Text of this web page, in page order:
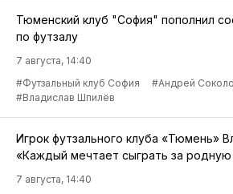
Тюменский клуб "София" пополнил
по футзалу
7 августа, 14:40
#Футзальный клуб София
#Андрей
#Владислав Шпилёв
Игрок футзального клуба «Тюмень»
«Каждый мечтает сыграть за родную
7 августа, 14:40